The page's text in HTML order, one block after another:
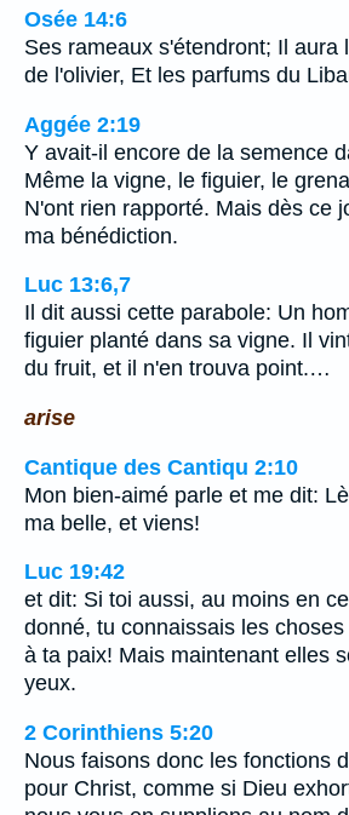
Osée 14:6
Ses rameaux s'étendront; Il aura
de l'olivier, Et les parfums du
Aggée 2:19
Y avait-il encore de la semence
Même la vigne, le figuier, le
N'ont rien rapporté. Mais dès ce
ma bénédiction.
Luc 13:6,7
Il dit aussi cette parabole: Un
figuier planté dans sa vigne. Il
du fruit, et il n'en trouva point.…
arise
Cantique des Cantiqu 2:10
Mon bien-aimé parle et me dit:
ma belle, et viens!
Luc 19:42
et dit: Si toi aussi, au moins en
donné, tu connaissais les
à ta paix! Mais maintenant elles
yeux.
2 Corinthiens 5:20
Nous faisons donc les fonctions
pour Christ, comme si Dieu